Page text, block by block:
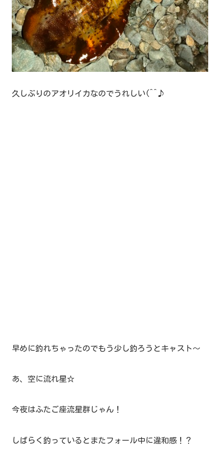
久しぶりのアオリイカなのでうれしい(^^♪
早めに釣れちゃったのでもう少し釣ろうとキャスト～
あ、空に流れ星☆
今夜はふたご座流星群じゃん！
しばらく釣っているとまたフォール中に違和感！？